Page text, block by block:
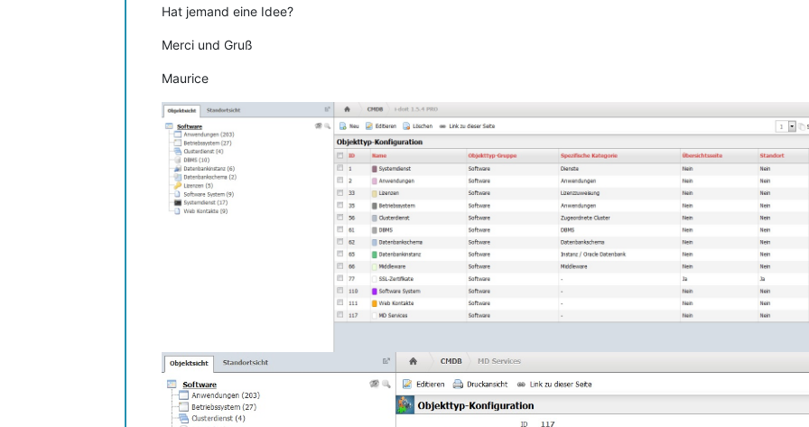
Hat jemand eine Idee?
Merci und Gruß
Maurice